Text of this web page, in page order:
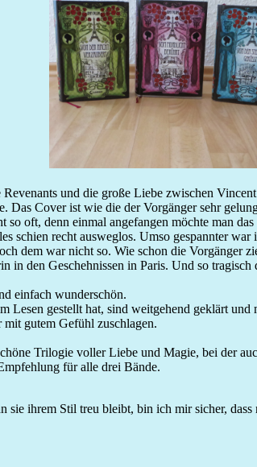
und die große Liebe zwischen
Das Cover ist wie die der Vorgänger sehr
oft, denn einmal angefangen möchte man
schien recht ausweglos. Umso gespannter
dem war nicht so. Wie schon die Vorgänger
in den Geschehnissen in Paris. Und so
einfach wunderschön.
Lesen gestellt hat, sind weitgehend geklärt
gutem Gefühl zuschlagen.
Trilogie voller Liebe und Magie, bei der
für alle drei Bände.
ihrem Stil treu bleibt, bin ich mir sicher,